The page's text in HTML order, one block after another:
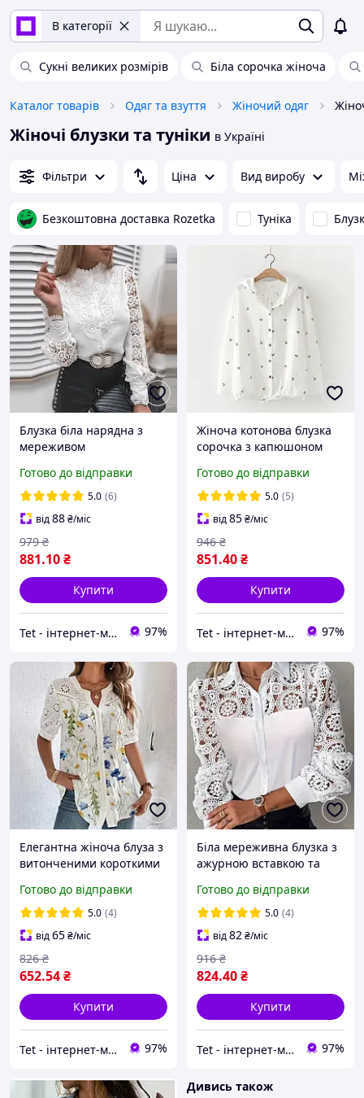
В категорії
Сукні великих розмірів Біла сорочка жіноча
Каталог товарів Одяг та взуття Жіночий одяг
Жіночі блузки та туніки в Україні
Фільтри Ціна Вид виробу
Безкоштовна доставка Rozetka Туніка
Блузка біла нарядна з
мереживом
Готово до відправки
5.0 (6)
від88₴/міс
881.10₴
979 ₴
Купити
Tet - інтернет-магазин товарів для дому 97%
Жіноча котонова блузка
сорочка з капюшоном
Готово до відправки
5.0 (5)
від85₴/міс
851.40₴
946 ₴
Купити
Tet - інтернет-магазин товарів для дому 97%
Елегантна жіноча блуза з
витонченими короткими
блузка з волошками
великі розміри
Готово до відправки
5.0 (4)
від65₴/міс
652.54₴
826 ₴
Купити
Tet - інтернет-магазин товарів для дому 97%
Біла мереживна блузка з
ажурною вставкою та
Готово до відправки
5.0 (4)
від82₴/міс
824.40₴
916 ₴
Купити
Tet - інтернет-магазин товарів для дому 97%
Дивись також